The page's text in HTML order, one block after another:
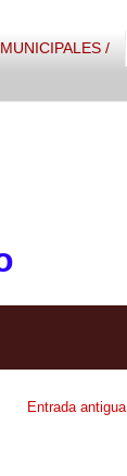
MUNICIPALES /
Entrada antigua